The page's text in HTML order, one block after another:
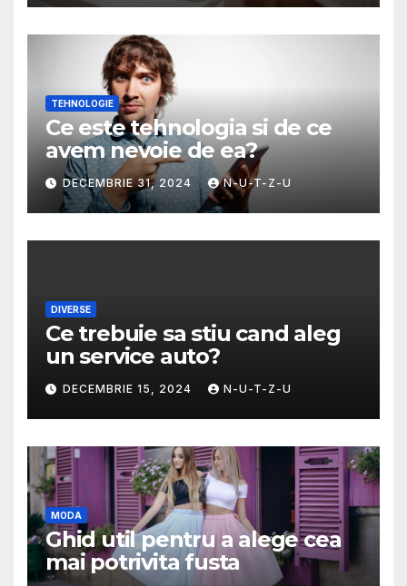
TEHNOLOGIE
Ce este tehnologia si de ce
avem nevoie de ea?
DECEMBRIE 31, 2024 N-U-T-Z-U
DIVERSE
Ce trebuie sa stiu cand aleg
un service auto?
DECEMBRIE 15, 2024 N-U-T-Z-U
MODA
Ghid util pentru a alege cea
mai potrivita fusta